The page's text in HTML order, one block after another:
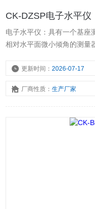
CK-DZSP电子水平仪
电子水平仪：具有一个基座
相对水平面微小倾角的测量
更新时间：2026-07-17
厂商性质：生产厂家